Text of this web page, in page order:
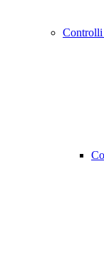
Controlli